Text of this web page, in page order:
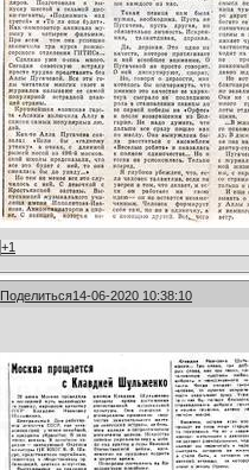
+1
Поделиться14-06-2020 10:38:10